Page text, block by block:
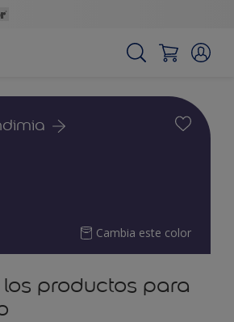
Cambia este color
productos para